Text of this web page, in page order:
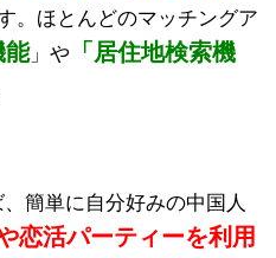
。ほとんどのマッチングア
能」や 「居住地検索機
簡単に自分好みの中国人
恋活パーティーを利用